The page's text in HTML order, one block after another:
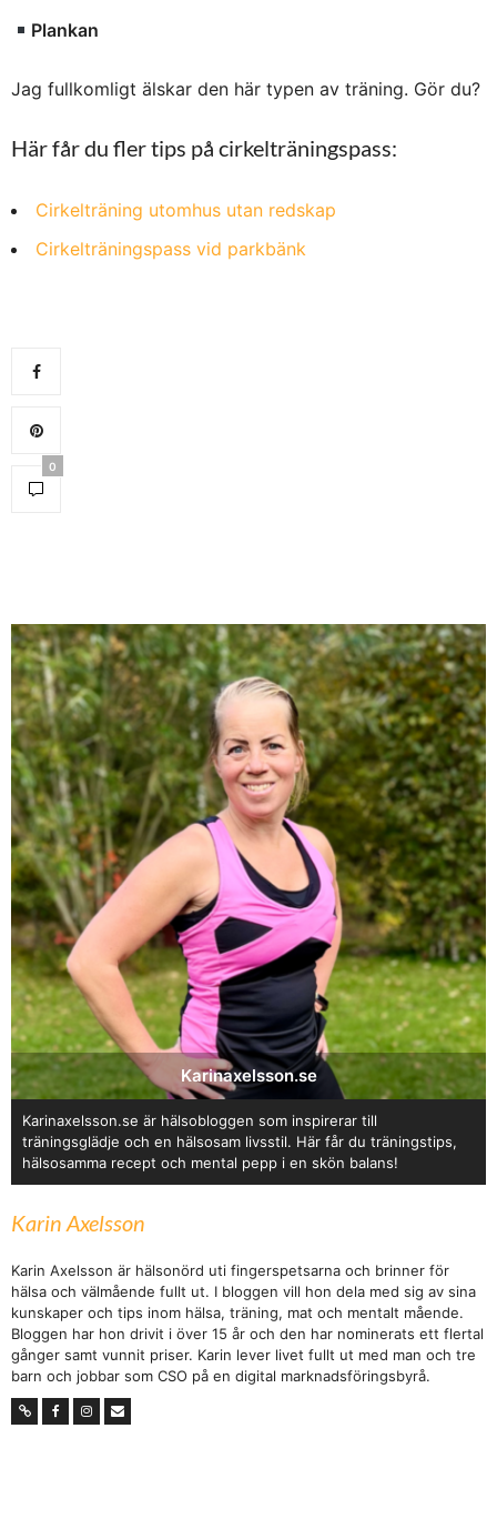
Plankan
Jag fullkomligt älskar den här typen av träning. Gör du?
Här får du fler tips på cirkelträningspass:
Cirkelträning utomhus utan redskap
Cirkelträningspass vid parkbänk
0
Karinaxelsson.se
Karinaxelsson.se är hälsobloggen som inspirerar till
träningsglädje och en hälsosam livsstil. Här får du träningstips,
hälsosamma recept och mental pepp i en skön balans!
Karin Axelsson
Karin Axelsson är hälsonörd uti fingerspetsarna och brinner för
hälsa och välmående fullt ut. I bloggen vill hon dela med sig av sina
kunskaper och tips inom hälsa, träning, mat och mentalt mående.
Bloggen har hon drivit i över 15 år och den har nominerats ett flertal
gånger samt vunnit priser. Karin lever livet fullt ut med man och tre
barn och jobbar som CSO på en digital marknadsföringsbyrå.